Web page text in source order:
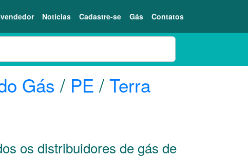
Notícias Cadastre-se Gás Contatos
Gás / PE / Terra
os distribuidores de gás de